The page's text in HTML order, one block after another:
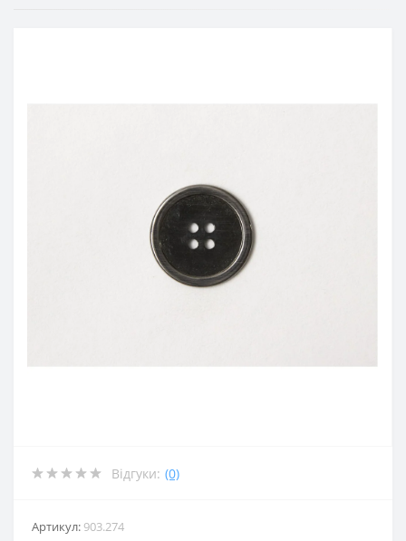
Відгуки: (0)
Артикул: 903.274